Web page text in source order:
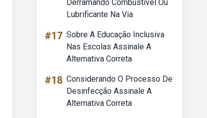
Derramando Combustível Ou
Lubrificante Na Via
#17 Sobre A Educação Inclusiva
Nas Escolas Assinale A
Alternativa Correta
#18 Considerando O Processo De
Desinfecção Assinale A
Alternativa Correta